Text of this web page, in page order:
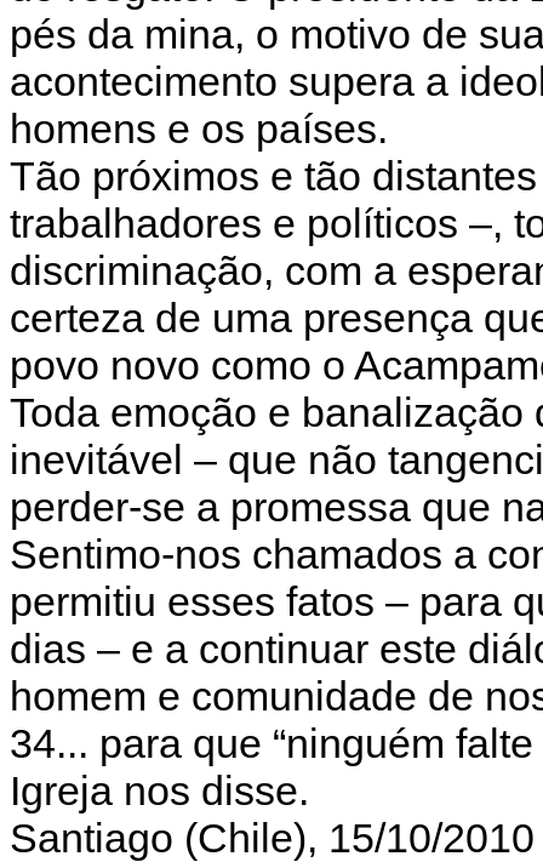
pés da mina, o motivo de
acontecimento supera a
homens e os países.
Tão próximos e tão
trabalhadores e políticos –,
discriminação, com a
certeza de uma presença
povo novo como o
Toda emoção e
inevitável – que não
perder-se a promessa que
Sentimo-nos chamados a
permitiu esses fatos – para
dias – e a continuar este
homem e comunidade de
34... para que “ninguém
Igreja nos disse.
Santiago (Chile), 15/10/2010